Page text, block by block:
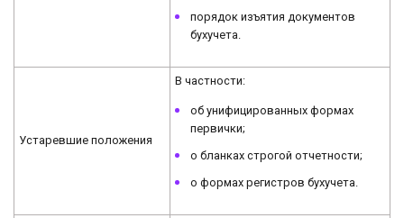
порядок изъятия документов
бухучета.
Устаревшие положения
В частности:
об унифицированных формах
первички;
о бланках строгой отчетности;
о формах регистров бухучета.